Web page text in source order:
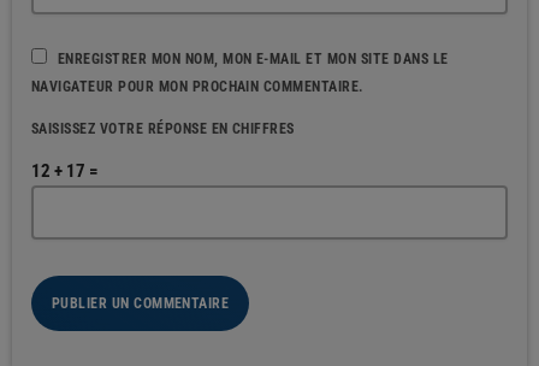
ENREGISTRER MON NOM, MON E-MAIL ET MON SITE DANS LE
NAVIGATEUR POUR MON PROCHAIN COMMENTAIRE.
SAISISSEZ VOTRE RÉPONSE EN CHIFFRES
12 + 17 =